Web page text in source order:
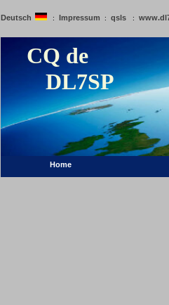
Deutsch : Impressum : qsls :
CQ de
DL7SP
Home